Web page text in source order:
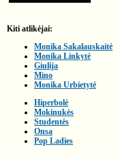
Kiti atlikėjai:
Monika Sakalauskaitė
Monika Linkytė
Giulija
Mino
Monika Urbietytė
Hiperbolė
Mokinukės
Studentės
Onsa
Pop Ladies